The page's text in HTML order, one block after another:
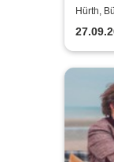
Hürth,